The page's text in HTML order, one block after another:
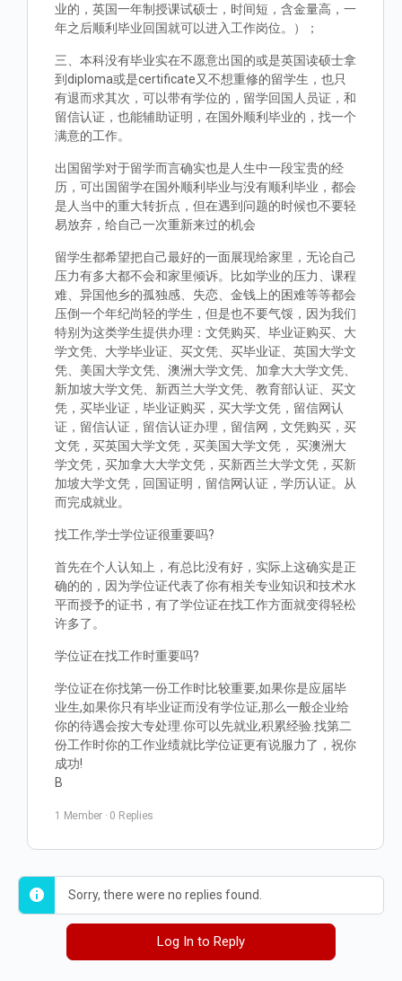
业的，英国一年制授课试硕士，时间短，含金量高，一
年之后顺利毕业回国就可以进入工作岗位。）；
三、本科没有毕业实在不愿意出国的或是英国读硕士拿
到diploma或是certificate又不想重修的留学生，也只
有退而求其次，可以带有学位的，留学回国人员证，和
留信认证，也能辅助证明，在国外顺利毕业的，找一个
满意的工作。
出国留学对于留学而言确实也是人生中一段宝贵的经
历，可出国留学在国外顺利毕业与没有顺利毕业，都会
是人当中的重大转折点，但在遇到问题的时候也不要轻
易放弃，给自己一次重新来过的机会
留学生都希望把自己最好的一面展现给家里，无论自己
压力有多大都不会和家里倾诉。比如学业的压力、课程
难、异国他乡的孤独感、失恋、金钱上的困难等等都会
压倒一个年纪尚轻的学生，但是也不要气馁，因为我们
特别为这类学生提供办理：文凭购买、毕业证购买、大
学文凭、大学毕业证、买文凭、买毕业证、英国大学文
凭、美国大学文凭、澳洲大学文凭、加拿大大学文凭、
新加坡大学文凭、新西兰大学文凭、教育部认证、买文
凭，买毕业证，毕业证购买，买大学文凭，留信网认
证，留信认证，留信认证办理，留信网，文凭购买，买
文凭，买英国大学文凭，买美国大学文凭， 买澳洲大
学文凭，买加拿大大学文凭，买新西兰大学文凭，买新
加坡大学文凭，回国证明，留信网认证，学历认证。从
而完成就业。
找工作,学士学位证很重要吗?
首先在个人认知上，有总比没有好，实际上这确实是正
确的的，因为学位证代表了你有相关专业知识和技术水
平而授予的证书，有了学位证在找工作方面就变得轻松
许多了。
学位证在找工作时重要吗?
学位证在你找第一份工作时比较重要,如果你是应届毕
业生,如果你只有毕业证而没有学位证,那么一般企业给
你的待遇会按大专处理.你可以先就业,积累经验.找第二
份工作时你的工作业绩就比学位证更有说服力了，祝你
成功!
B
1 Member · 0 Replies
Sorry, there were no replies found.
Log In to Reply